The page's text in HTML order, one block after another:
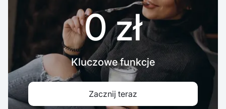
0 zł
Kluczowe funkcje
Zacznij teraz